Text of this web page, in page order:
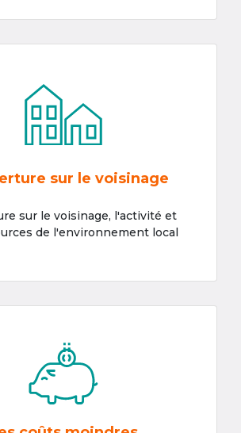
sur le voisinage
sur le voisinage, l'activité et
de l'environnement local